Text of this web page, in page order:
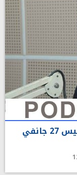
نشرة أخبار منتصف النهار ليوم الخميس 27 جانفي